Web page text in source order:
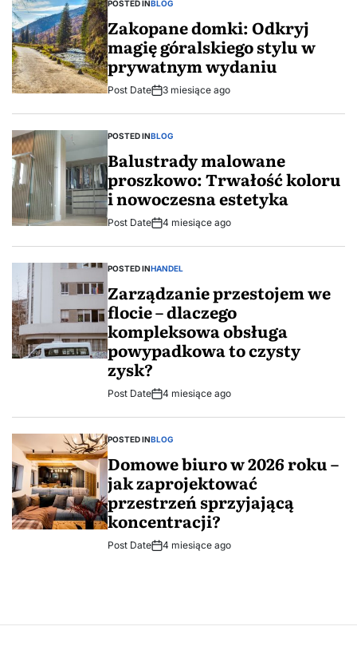
POSTED INBLOG
Zakopane domki: Odkryj
magię góralskiego stylu w
prywatnym wydaniu
Post Date 3 miesiące ago
POSTED INBLOG
Balustrady malowane
proszkowo: Trwałość koloru
i nowoczesna estetyka
Post Date 4 miesiące ago
POSTED INHANDEL
Zarządzanie przestojem we
flocie – dlaczego
kompleksowa obsługa
powypadkowa to czysty
zysk?
Post Date 4 miesiące ago
POSTED INBLOG
Domowe biuro w 2026 roku –
jak zaprojektować
przestrzeń sprzyjającą
koncentracji?
Post Date 4 miesiące ago